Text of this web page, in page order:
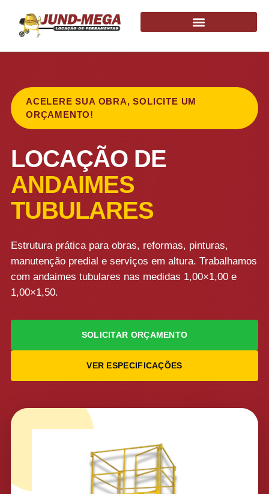
ACELERE SUA OBRA, SOLICITE UM
ORÇAMENTO!
LOCAÇÃO DE
ANDAIMES
TUBULARES
Estrutura prática para obras, reformas, pinturas,
manutenção predial e serviços em altura. Trabalhamos
com andaimes tubulares nas medidas 1,00×1,00 e
1,00×1,50.
SOLICITAR ORÇAMENTO
VER ESPECIFICAÇÕES